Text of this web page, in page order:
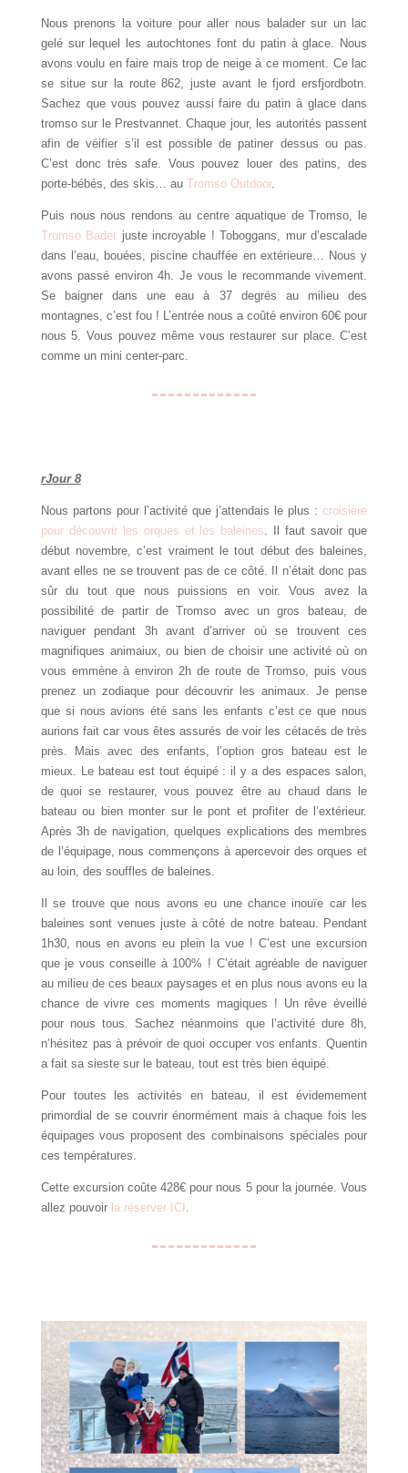
Nous prenons la voiture pour aller nous balader sur un lac
gelé sur lequel les autochtones font du patin à glace. Nous
avons voulu en faire mais trop de neige à ce moment. Ce lac
se situe sur la route 862, juste avant le fjord ersfjordbotn.
Sachez que vous pouvez aussi faire du patin à glace dans
tromso sur le Prestvannet. Chaque jour, les autorités passent
afin de véifier s’il est possible de patiner dessus ou pas.
C’est donc très safe. Vous pouvez louer des patins, des
porte-bébés, des skis… au Tromso Outdoor.
Puis nous nous rendons au centre aquatique de Tromso, le
Tromso Badet juste incroyable ! Toboggans, mur d’escalade
dans l’eau, bouées, piscine chauffée en extérieure… Nous y
avons passé environ 4h. Je vous le recommande vivement.
Se baigner dans une eau à 37 degrés au milieu des
montagnes, c’est fou ! L’entrée nous a coûté environ 60€ pour
nous 5. Vous pouvez même vous restaurer sur place. C’est
comme un mini center-parc.
rJour 8
Nous partons pour l’activité que j’attendais le plus :croisière
pour découvrir les orques et les baleines. Il faut savoir que
début novembre, c’est vraiment le tout début des baleines,
avant elles ne se trouvent pas de ce côté. Il n’était donc pas
sûr du tout que nous puissions en voir. Vous avez la
possibilité de partir de Tromso avec un gros bateau, de
naviguer pendant 3h avant d’arriver où se trouvent ces
magnifiques animaiux, ou bien de choisir une activité où on
vous emmène à environ 2h de route de Tromso, puis vous
prenez un zodiaque pour découvrir les animaux. Je pense
que si nous avions été sans les enfants c’est ce que nous
aurions fait car vous êtes assurés de voir les cétacés de très
près. Mais avec des enfants, l’option gros bateau est le
mieux. Le bateau est tout équipé : il y a des espaces salon,
de quoi se restaurer, vous pouvez être au chaud dans le
bateau ou bien monter sur le pont et profiter de l’extérieur.
Après 3h de navigation, quelques explications des membres
de l’équipage, nous commençons à apercevoir des orques et
au loin, des souffles de baleines.
Il se trouve que nous avons eu une chance inouïe car les
baleines sont venues juste à côté de notre bateau. Pendant
1h30, nous en avons eu plein la vue ! C’est une excursion
que je vous conseille à 100% ! C’était agréable de naviguer
au milieu de ces beaux paysages et en plus nous avons eu la
chance de vivre ces moments magiques ! Un rêve éveillé
pour nous tous. Sachez néanmoins que l’activité dure 8h,
n’hésitez pas à prévoir de quoi occuper vos enfants. Quentin
a fait sa sieste sur le bateau, tout est très bien équipé.
Pour toutes les activités en bateau, il est évidemement
primordial de se couvrir énormément mais à chaque fois les
équipages vous proposent des combinaisons spéciales pour
ces températures.
Cette excursion coûte 428€ pour nous 5 pour la journée. Vous
allez pouvoir la réserver ICI .